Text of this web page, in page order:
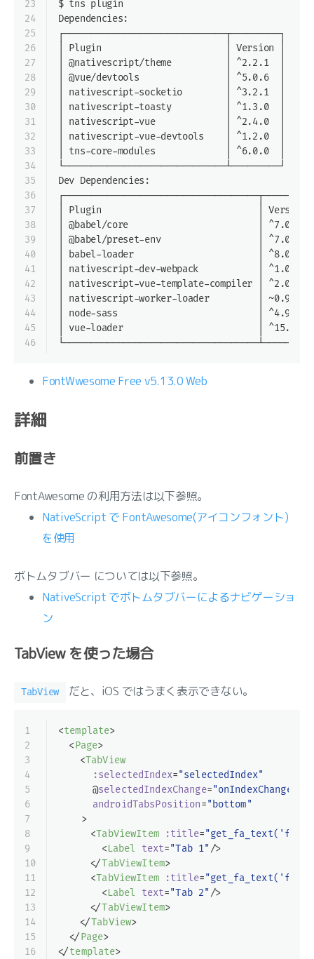
23
24
25
26
27
28
29
30
31
32
33
34
35
36
37
38
39
40
41
42
43
44
45
46
$ tns plugin
Dependencies:
┌──────────────────────────────┬─────────┐
│ Plugin                       │ Version │
│ @nativescript/theme          │ ^2.2.1  │
│ @vue/devtools                │ ^5.0.6  │
│ nativescript-socketio        │ ^3.2.1  │
│ nativescript-toasty          │ ^1.3.0  │
│ nativescript-vue             │ ^2.4.0  │
│ nativescript-vue-devtools    │ ^1.2.0  │
│ tns-core-modules             │ ^6.0.0  │
└──────────────────────────────┴─────────┘
Dev Dependencies:
│ Plugin                             │ Version
│ @babel/core                        │ ^7.0.0
│ @babel/preset-env                  │ ^7.0.0
│ babel-loader                       │ ^8.0.2
│ nativescript-dev-webpack           │ ^1.0.0
│ nativescript-vue-template-compiler │ ^2.0.0
│ nativescript-worker-loader         │ ~0.9.0
│ node-sass                          │ ^4.9.2
│ vue-loader                         │ ^15.4.0
FontWwesome Free v5.13.0 Web
詳細
前置き
FontAwesome の利用方法は以下参照。
NativeScript で FontAwesome(アイコンフォント)
を使用
ボトムタブバー については以下参照。
NativeScript でボトムタブバーによるナビゲーショ
ン
TabView を使った場合
TabView だと、iOS ではうまく表示できない。
1
2
3
4
5
6
7
8
9
10
11
12
13
14
15
16
<template>
<Page>
<TabView
:selectedIndex="selectedIndex"
      @
selectedIndexChange="onIndexChange"
androidTabsPosition="bottom"
    >
<TabViewItem :title="get_fa_text('fa-
<Label text="Tab 1" />
</TabViewItem>
<TabViewItem :title="get_fa_text('fa-
<Label text="Tab 2" />
</TabViewItem>
</TabView>
</Page>
</template>